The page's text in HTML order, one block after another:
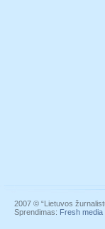
2007 © “Lietuvos
Sprendimas: Fresh media